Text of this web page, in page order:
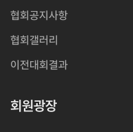
협회공지사항
협회갤러리
이전대회결과
회원광장